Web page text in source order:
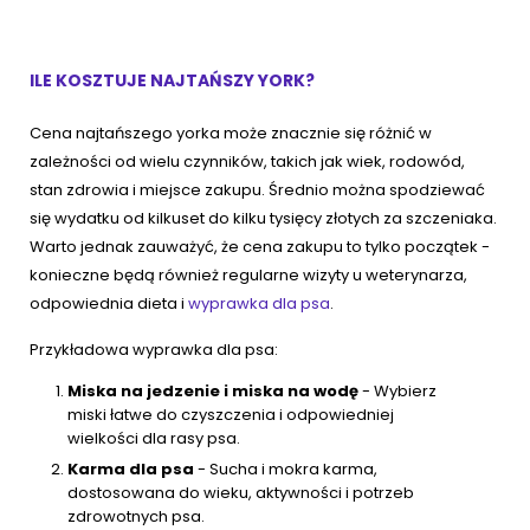
ILE KOSZTUJE NAJTAŃSZY YORK?
Cena najtańszego yorka może znacznie się różnić w
zależności od wielu czynników, takich jak wiek, rodowód,
stan zdrowia i miejsce zakupu. Średnio można spodziewać
się wydatku od kilkuset do kilku tysięcy złotych za szczeniaka.
Warto jednak zauważyć, że cena zakupu to tylko początek -
konieczne będą również regularne wizyty u weterynarza,
odpowiednia dieta i wyprawka dla psa.
Przykładowa wyprawka dla psa:
Miska na jedzenie i miska na wodę- Wybierz
miski łatwe do czyszczenia i odpowiedniej
wielkości dla rasy psa.
Karma dla psa - Sucha i mokra karma,
dostosowana do wieku, aktywności i potrzeb
zdrowotnych psa.